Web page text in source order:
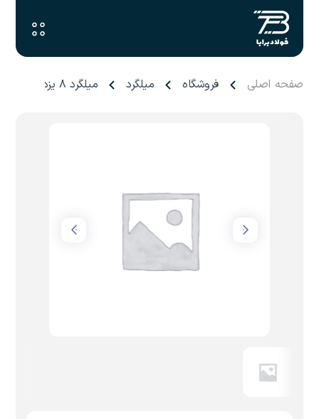
صفحه اصلی فروشگاه میلگرد میلگرد ۸ یزد احرامیان